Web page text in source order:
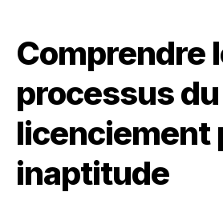
Comprendre
processus du
licenciement
inaptitude